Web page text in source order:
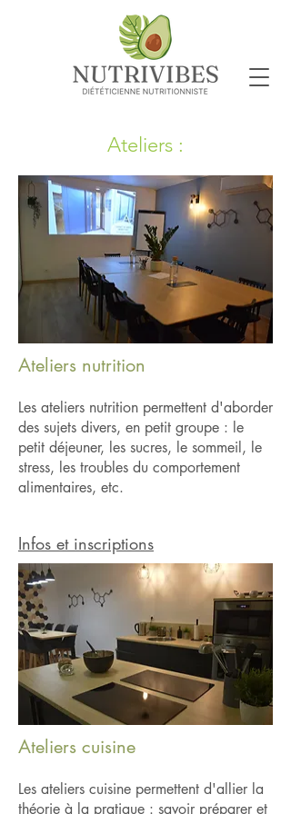
Ateliers :
Ateliers nutrition
Les ateliers nutrition permettent d'aborder
des sujets divers, en petit groupe : le
petit déjeuner, les sucres, le sommeil, le
stress, les troubles du comportement
alimentaires, etc.
Infos et inscriptions
Ateliers cuisine
​Les ateliers cuisine permettent d'allier la
théorie à la pratique : savoir préparer et